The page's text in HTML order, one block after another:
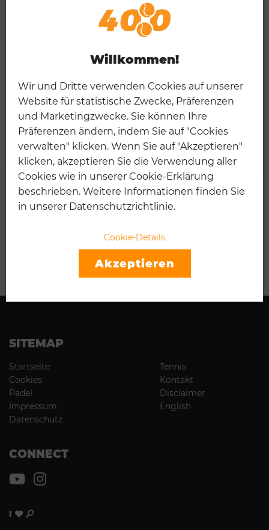
Willkommen!
Wir und Dritte verwenden Cookies auf unserer
Website für statistische Zwecke, Präferenzen
und Marketingzwecke. Sie können Ihre
Präferenzen ändern, indem Sie auf "Cookies
verwalten" klicken. Wenn Sie auf "Akzeptieren"
klicken, akzeptieren Sie die Verwendung aller
Cookies wie in unserer Cookie-Erklärung
beschrieben. Weitere Informationen finden Sie
in unserer Datenschutzrichtlinie.
Cookie-Details
Akzeptieren
DIE 7 BESTEN TENNISSAITEN
2024
SITEMAP
Startseite
Tennis
Cookies
Kontakt
Padel
Disclaimer
Impressum
English
Datenschutz
CONNECT
I